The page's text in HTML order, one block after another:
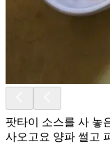
팟타이 소스를 사 놓
사오고요 양파 썰고